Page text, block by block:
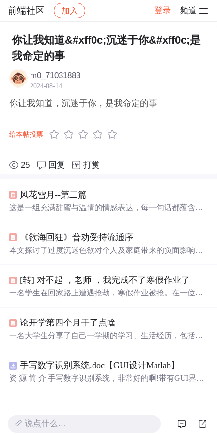
前端社区 加入 登录 频道
社区 前端社区 感慨 帖子详情
你让我知道&#xff0c;沉迷于你&#xff0c;是
我命定的事
m0_71031883
2024-08-14
你让我知道，沉迷于你，是我命定的事
给本帖投票
25 回复 打赏
风花雪月--第二篇
这是一组充满甜蜜与温情的情感表达，每一句话都蕴含着
细腻的一面，让人感受到爱情的美好和力量。
《欲海回狂》普劝受持流通序
本文探讨了过度沉迷色欲对个人及家庭带来的负面影响，
[转] 对不起 ，老师 ，我完成不了寒假作业了
一名学生在回家路上遭遇抢劫，寒假作业被抢。在一位神
论开学第四个月干了点啥
一名大学生分享了自己一学期的学习、生活经历，包括课
手写数字识别系统.doc【GUI设计Matlab】
资 源 简 介 手写数字识别系统，非常好的啊!带有GUI界
需要将手写数字输入系统，它将立即给出准确的识别结
果。这个系统可以在各种场景中使用，无论是学校、工作
说点什么…